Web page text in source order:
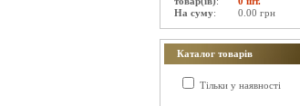
На суму: 0.00 грн
Каталог товарів
Тільки у наявності